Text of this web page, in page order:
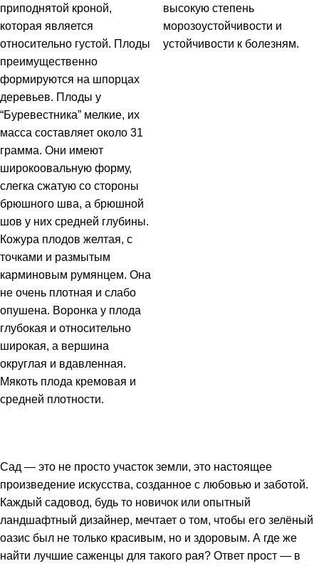
приподнятой кроной,
которая является
относительно густой. Плоды
преимущественно
формируются на шпорцах
деревьев. Плоды у
“Буревестника” мелкие, их
масса составляет около 31
грамма. Они имеют
широкоовальную форму,
слегка сжатую со стороны
брюшного шва, а брюшной
шов у них средней глубины.
Кожура плодов желтая, с
точками и размытым
карминовым румянцем. Она
не очень плотная и слабо
опушена. Воронка у плода
глубокая и относительно
широкая, а вершина
округлая и вдавленная.
Мякоть плода кремовая и
средней плотности.
высокую степень
морозоустойчивости и
устойчивости к болезням.
Сад — это не просто участок земли, это настоящее
произведение искусства, созданное с любовью и заботой.
Каждый садовод, будь то новичок или опытный
ландшафтный дизайнер, мечтает о том, чтобы его зелёный
оазис был не только красивым, но и здоровым. А где же
найти лучшие саженцы для такого рая? Ответ прост — в